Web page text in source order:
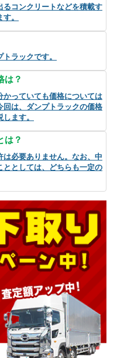
るコンクリートなどを積載す
。
ラックです。
は？
かっていても価格については
は、ダンプトラックの価格
ます。
は？
必要ありません。なお、中
としては、どちらも一定の